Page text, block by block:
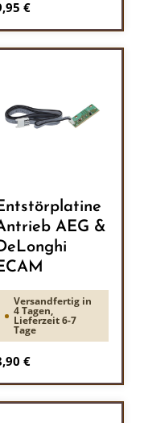
Preis:
€
AEG &
Versandfertig in
4 Tagen,
Lieferzeit 6-7
Tage
Preis:
€